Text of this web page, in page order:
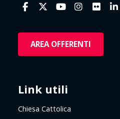
AREA OFFERENTI
Link utili
Chiesa Cattolica